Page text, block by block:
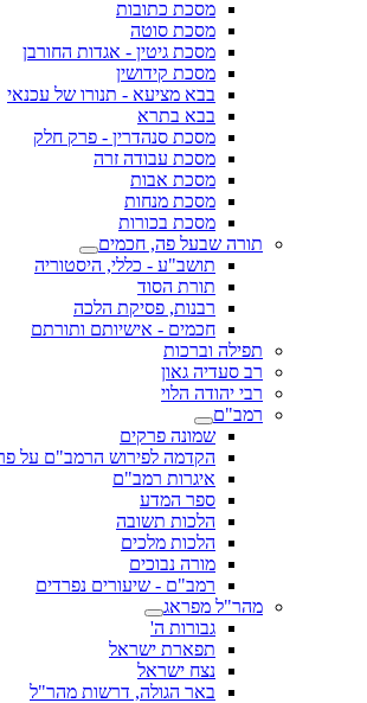
מסכת כתובות
מסכת סוטה
מסכת גיטין - אגדות החורבן
מסכת קידושין
בבא מציעא - תנורו של עכנאי
בבא בתרא
מסכת סנהדרין - פרק חלק
מסכת עבודה זרה
מסכת אבות
מסכת מנחות
מסכת בכורות
תורה שבעל פה, חכמים
תושב"ע - כללי, היסטוריה
תורת הסוד
רבנות, פסיקת הלכה
חכמים - אישיותם ותורתם
תפילה וברכות
רב סעדיה גאון
רבי יהודה הלוי
רמב"ם
שמונה פרקים
הקדמה לפירוש הרמב"ם על
איגרות רמב"ם
ספר המדע
הלכות תשובה
הלכות מלכים
מורה נבוכים
רמב"ם - שיעורים נפרדים
מהר"ל מפראג
גבורות ה'
תפארת ישראל
נצח ישראל
באר הגולה, דרשות מהר"ל